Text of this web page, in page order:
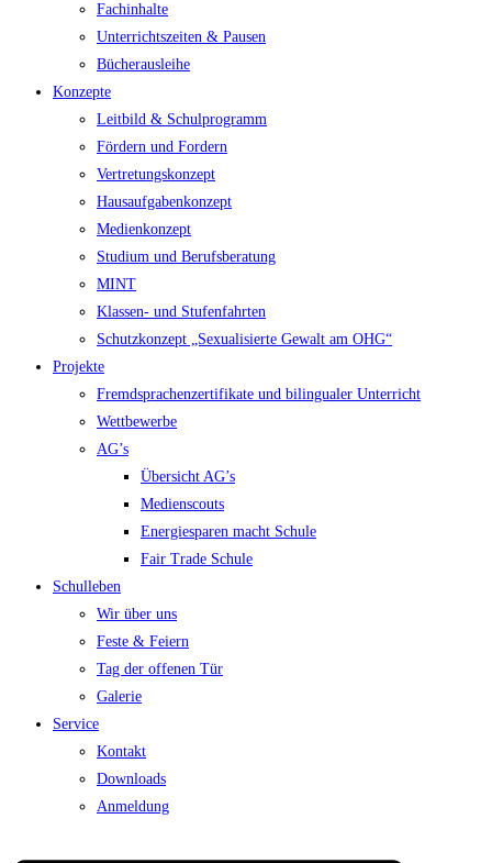
Fachinhalte
Unterrichtszeiten & Pausen
Bücherausleihe
Konzepte
Leitbild & Schulprogramm
Fördern und Fordern
Vertretungskonzept
Hausaufgabenkonzept
Medienkonzept
Studium und Berufsberatung
MINT
Klassen- und Stufenfahrten
Schutzkonzept „Sexualisierte Gewalt am OHG“
Projekte
Fremdsprachenzertifikate und bilingualer Unterricht
Wettbewerbe
AG’s
Übersicht AG’s
Medienscouts
Energiesparen macht Schule
Fair Trade Schule
Schulleben
Wir über uns
Feste & Feiern
Tag der offenen Tür
Galerie
Service
Kontakt
Downloads
Anmeldung